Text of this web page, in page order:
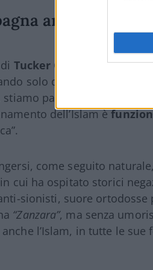
anti-israeliana
Tucker Carlson
è grave
solo di un “ex
stiamo parlando di uno degli
dell’Islam è
come seguito
cui ha ospitato storici
sionisti, suore ortodosse
“Zanzara”, ma senza
l’Islam, in tutte le sue